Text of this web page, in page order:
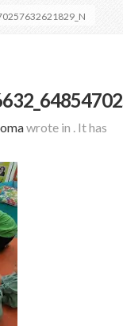
wrote in . It has